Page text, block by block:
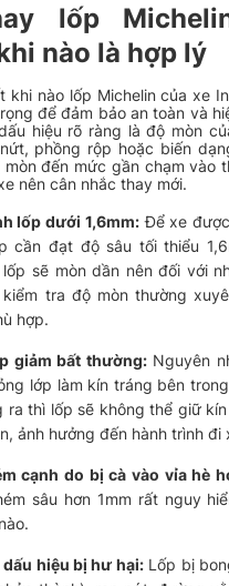
lốp
nào là hợp lý
khi nào lốp Michelin của xe
để đảm bảo an toàn và
hiệu rõ ràng là độ mòn
phồng rộp hoặc biến
đến mức gần chạm vào
nên cân nhắc thay mới.
lốp dưới 1,6mm:Để xe được
cần đạt độ sâu tối thiểu
sẽ mòn dần nên đối với
kiểm tra độ mòn thường
hợp.
giảm bất thường:Nguyên
lớp làm kín tráng bên
ra thì lốp sẽ không thể giữ
ảnh hưởng đến hành trình đi
cạnh do bị cà vào vỉa hè
sâu hơn 1mm rất nguy
hiệu bị hư hại:Lốp bị